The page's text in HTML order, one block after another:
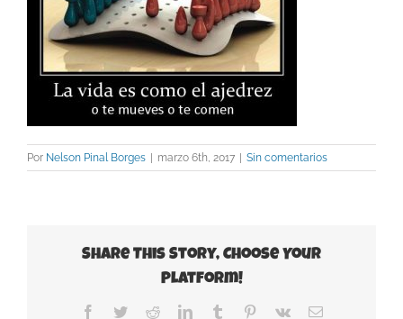
Por Nelson Pinal Borges | marzo 6th, 2017 | Sin comentarios
Share This Story, Choose Your
Platform!
Facebook
TwitterRedditLinkedInTumblr Pinterest
Vk
Correo